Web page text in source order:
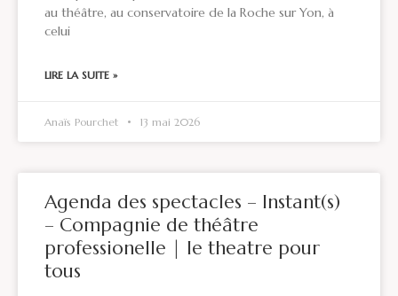
au théâtre, au conservatoire de la Roche sur Yon, à
celui
LIRE LA SUITE »
Anaïs Pourchet 13 mai 2026
Agenda des spectacles – Instant(s)
– Compagnie de théâtre
professionelle | le theatre pour
tous